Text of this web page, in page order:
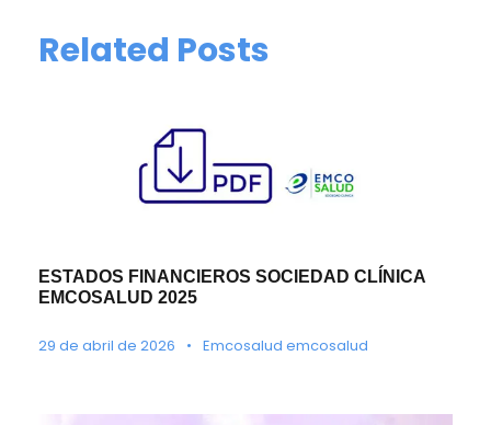
Related Posts
ESTADOS FINANCIEROS SOCIEDAD CLÍNICA
EMCOSALUD 2025
29 de abril de 2026 • Emcosalud emcosalud